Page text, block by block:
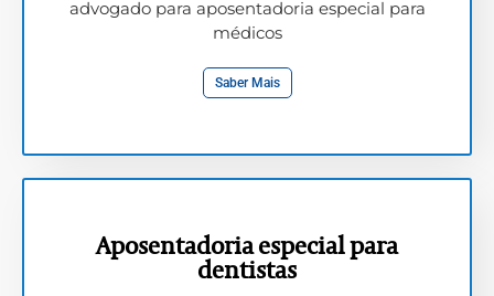
advogado para aposentadoria especial para
médicos
Saber Mais
Aposentadoria especial para
dentistas